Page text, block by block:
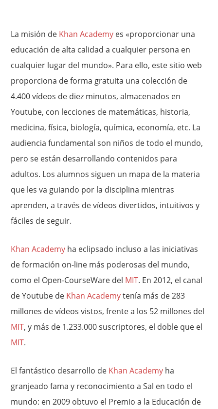
La misión de Khan Academy es «proporcionar una
educación de alta calidad a cualquier persona en
cualquier lugar del mundo». Para ello, este sitio web
proporciona de forma gratuita una colección de
4.400 vídeos de diez minutos, almacenados en
Youtube, con lecciones de matemáticas, historia,
medicina, física, biología, química, economía, etc. La
audiencia fundamental son niños de todo el mundo,
pero se están desarrollando contenidos para
adultos. Los alumnos siguen un mapa de la materia
que les va guiando por la disciplina mientras
aprenden, a través de vídeos divertidos, intuitivos y
fáciles de seguir.
Khan Academy ha eclipsado incluso a las iniciativas
de formación on-line más poderosas del mundo,
como el Open-CourseWare del MIT. En 2012, el canal
de Youtube de Khan Academytenía más de 283
millones de vídeos vistos, frente a los 52 millones del
MIT, y más de 1.233.000 suscriptores, el doble que el
MIT.
El fantástico desarrollo de Khan Academy ha
granjeado fama y reconocimiento a Sal en todo el
mundo: en 2009 obtuvo el Premio a la Educación de